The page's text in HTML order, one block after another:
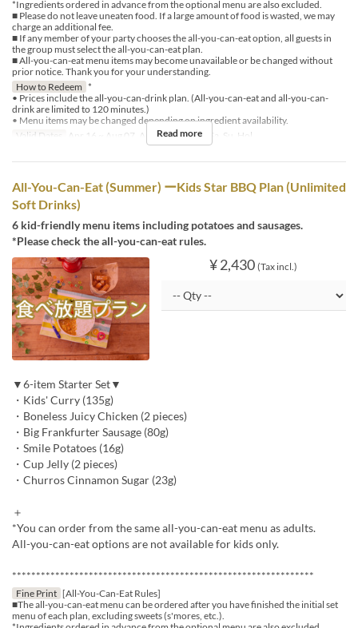
*Ingredients ordered in advance from the optional menu are also excluded.
■ Please do not leave uneaten food. If a large amount of food is wasted, we may
charge an additional fee.
■ If any member of your party chooses the all-you-can-eat option, all guests in
the group must select the all-you-can-eat plan.
■ All-you-can-eat menu items may become unavailable or be changed without
prior notice. Thank you for your understanding.
How to Redeem *
• Prices include the all-you-can-drink plan. (All-you-can-eat and all-you-can-
drink are limited to 120 minutes.)
• Menu items may be changed depending on ingredient availability.
Valid Dates
Apr 16 ~ Aug 07, Aug 17 ~ Days Sa, Su, Hol
Read more
All-You-Can-Eat (Summer) ーKids Star BBQ Plan (Unlimited
Soft Drinks)
6 kid-friendly menu items including potatoes and sausages.
*Please check the all-you-can-eat rules.
¥ 2,430 (Tax incl.)
▼6-item Starter Set▼
・Kids' Curry (135g)
・Boneless Juicy Chicken (2 pieces)
・Big Frankfurter Sausage (80g)
・Smile Potatoes (16g)
・Cup Jelly (2 pieces)
・Churros Cinnamon Sugar (23g)
＋
*You can order from the same all-you-can-eat menu as adults.
All-you-can-eat options are not available for kids only.
***************************************************************
Fine Print [All-You-Can-Eat Rules]
■The all-you-can-eat menu can be ordered after you have finished the initial set
menu of each plan, excluding sweets (s'mores, etc.).